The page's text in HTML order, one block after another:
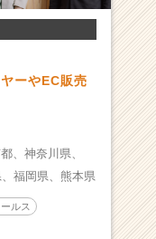
ーやEC販売
、 神奈川県、
福岡県、 熊本県
ルス